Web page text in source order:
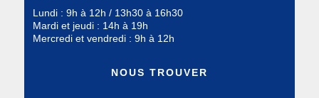
Lundi : 9h à 12h / 13h30 à 16h30
Mardi et jeudi : 14h à 19h
Mercredi et vendredi : 9h à 12h
NOUS TROUVER